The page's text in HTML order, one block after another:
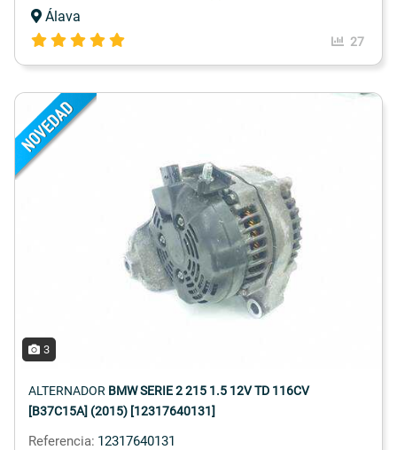
Álava
27
3
ALTERNADOR BMW SERIE 2 215 1.5 12V TD 116CV
[B37C15A] (2015) [12317640131]
Referencia: 12317640131